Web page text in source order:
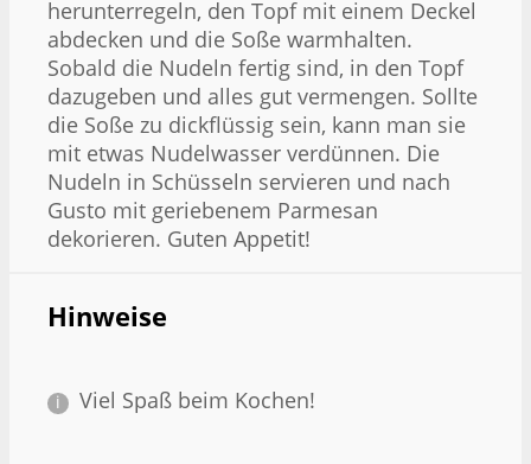
herunterregeln, den Topf mit einem Deckel
abdecken und die Soße warmhalten.
Sobald die Nudeln fertig sind, in den Topf
dazugeben und alles gut vermengen. Sollte
die Soße zu dickflüssig sein, kann man sie
mit etwas Nudelwasser verdünnen. Die
Nudeln in Schüsseln servieren und nach
Gusto mit geriebenem Parmesan
dekorieren. Guten Appetit!
Hinweise
Viel Spaß beim Kochen!